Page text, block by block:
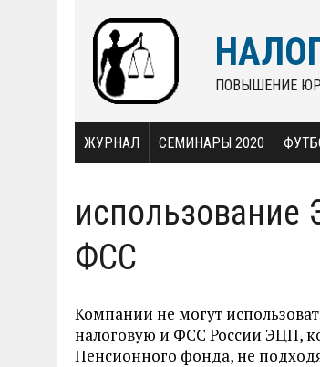
ПОВЫШЕНИЕ
ЖУРНАЛ СЕМИНАРЫ 2020
использование
ФСС
Компании не могут
налоговую и ФСС России ЭЦП,
Пенсионного фонда, не